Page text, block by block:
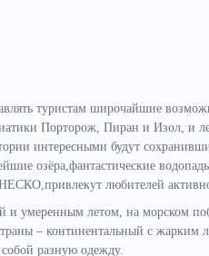
туристам широчайшие
Порторож, Пиран и Изол, и
интересными будут
озёра,фантастические
любителей
и умеренным летом, на морском
– континентальный с жарким
собой разную одежду.